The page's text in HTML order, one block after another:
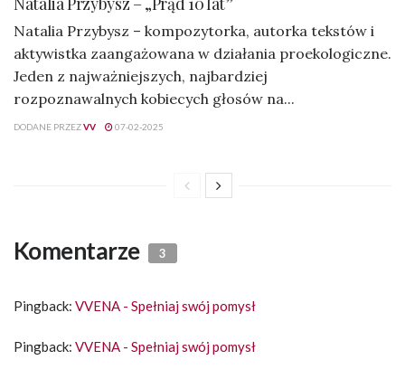
Natalia Przybysz – kompozytorka, autorka tekstów i
aktywistka zaangażowana w działania proekologiczne.
Jeden z najważniejszych, najbardziej
rozpoznawalnych kobiecych głosów na...
DODANE PRZEZVV 07-02-2025
Komentarze 3
Pingback: VVENA - Spełniaj swój pomysł
Pingback: VVENA - Spełniaj swój pomysł